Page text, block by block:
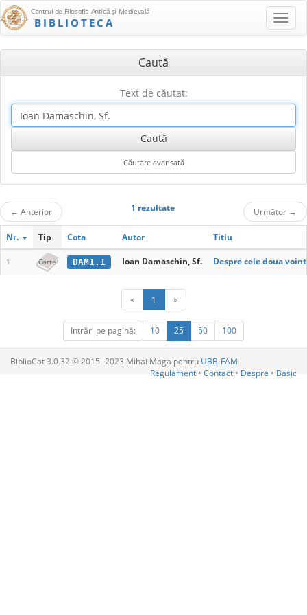
Centrul de Filosofie Antică şi Medievală
BIBLIOTECA
Caută
Text de căutat:
← Anterior 1 rezultate Următor →
Nr. Tip Cota Autor Titlu
1 Carte DAM1.1 Ioan Damaschin, Sf. Despre cele doua
« 1 »
Intrări pe pagină: 10 25 50 100
BiblioCat 3.0.32 © 2015‒2023 Mihai Maga pentru UBB-FAM
Regulament • Contact • Despre • Basic